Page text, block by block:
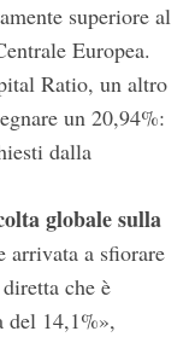
superiore al
Europea.
Ratio, un altro
un 20,94%:
dalla
globale sulla
arrivata a sfiorare
che è
del 14,1%»,